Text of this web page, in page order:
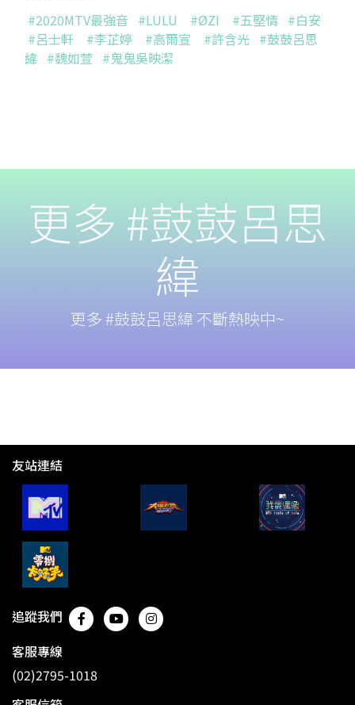
#2020MTV最強音 #LULU #ØZI #五堅情 #白安
#呂士軒
#李芷婷 #高爾宣 #許含光 #鼓鼓呂思
緯 #魏如萱 #鬼鬼吳映潔
更多 #鼓鼓呂思
緯
更多 #鼓鼓呂思緯 不斷熱映中~
友站連結
追蹤我們
客服專線
(02)2795-1018